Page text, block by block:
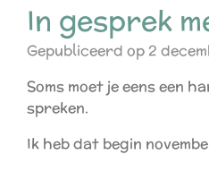
In gesprek
Gepubliceerd op 2
Soms moet je eens een
spreken.
Ik heb dat begin